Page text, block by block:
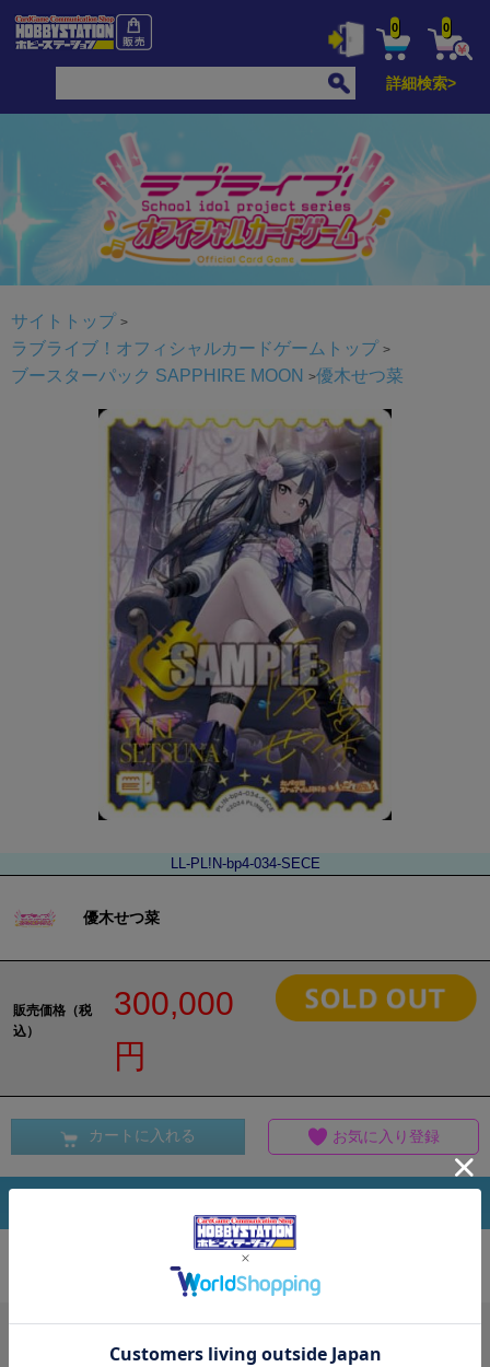
0 0
詳細検索>
サイトトップ
ラブライブ！オフィシャルカードゲームトップ
ブースターパック SAPPHIRE MOON
優木せつ菜
LL-PL!N-bp4-034-SECE
優木せつ菜
販売価格（税
込）
300,000
円
カートに入れる お気に入り登録
この商品を買った人は、他にこんな商品を買っ